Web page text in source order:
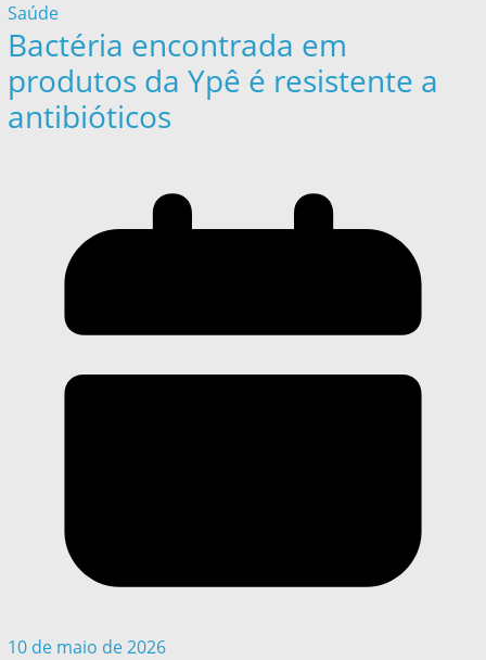
Saúde
Bactéria encontrada em
produtos da Ypê é resistente a
antibióticos
10 de maio de 2026